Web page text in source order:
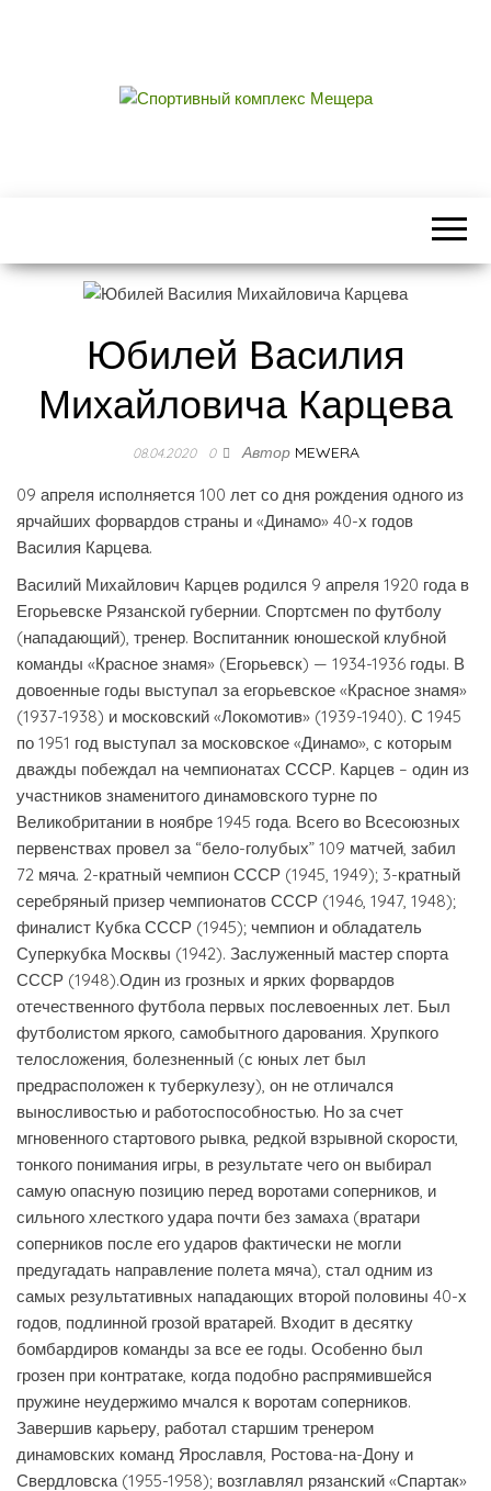
МЕЩЕРА
Юбилей Василия
Михайловича Карцева
08.04.2020 0 Автор MEWERA
09 апреля исполняется 100 лет со дня рождения одного из
ярчайших форвардов страны и «Динамо» 40-х годов
Василия Карцева.
Василий Михайлович Карцев родился 9 апреля 1920 года в
Егорьевске Рязанской губернии. Спортсмен по футболу
(нападающий), тренер. Воспитанник юношеской клубной
команды «Красное знамя» (Егорьевск) — 1934-1936 годы. В
довоенные годы выступал за егорьевское «Красное знамя»
(1937-1938) и московский «Локомотив» (1939-1940). С 1945
по 1951 год выступал за московское «Динамо», с которым
дважды побеждал на чемпионатах СССР. Карцев – один из
участников знаменитого динамовского турне по
Великобритании в ноябре 1945 года. Всего во Всесоюзных
первенствах провел за “бело-голубых” 109 матчей, забил
72 мяча. 2-кратный чемпион СССР (1945, 1949); 3-кратный
серебряный призер чемпионатов СССР (1946, 1947, 1948);
финалист Кубка СССР (1945); чемпион и обладатель
Суперкубка Москвы (1942). Заслуженный мастер спорта
СССР (1948).Один из грозных и ярких форвардов
отечественного футбола первых послевоенных лет. Был
футболистом яркого, самобытного дарования. Хрупкого
телосложения, болезненный (с юных лет был
предрасположен к туберкулезу), он не отличался
выносливостью и работоспособностью. Но за счет
мгновенного стартового рывка, редкой взрывной скорости,
тонкого понимания игры, в результате чего он выбирал
самую опасную позицию перед воротами соперников, и
сильного хлесткого удара почти без замаха (вратари
соперников после его ударов фактически не могли
предугадать направление полета мяча), стал одним из
самых результативных нападающих второй половины 40-х
годов, подлинной грозой вратарей. Входит в десятку
бомбардиров команды за все ее годы. Особенно был
грозен при контратаке, когда подобно распрямившейся
пружине неудержимо мчался к воротам соперников.
Завершив карьеру, работал старшим тренером
динамовских команд Ярославля, Ростова-на-Дону и
Свердловска (1955-1958); возглавлял рязанский «Спартак»